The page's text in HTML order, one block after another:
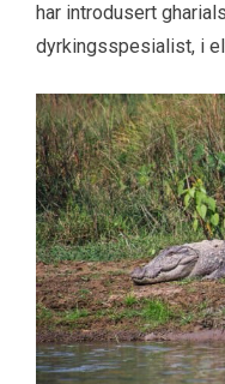
har introdusert
dyrkingsspesialist, i